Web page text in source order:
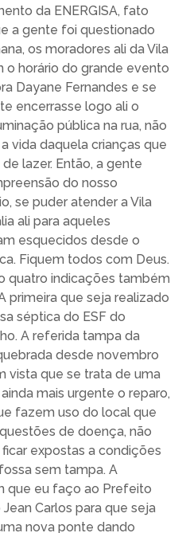
da ENERGISA, fato
a gente foi questionado
os moradores ali da Vila
o horário do grande evento
Dayane Fernandes e se
encerrasse logo ali o
pública na rua, não
vida daquela crianças que
lazer. Então, a gente
do nosso
se puder atender a Vila
ali para aqueles
esquecidos desde o
Fiquem todos com Deus.
quatro indicações também
primeira que seja realizado
séptica do ESF do
A referida tampa da
desde novembro
vista que se trata de uma
mais urgente o reparo,
fazem uso do local que
de doença, não
expostas a condições
sem tampa. A
que eu faço ao Prefeito
Carlos para que seja
nova ponte dando